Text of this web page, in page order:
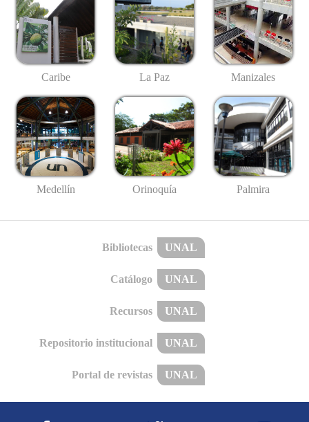
Caribe La Paz Manizales
Medellín Orinoquía Palmira
Bibliotecas UNAL
Catálogo UNAL
Recursos UNAL
Repositorio institucional UNAL
Portal de revistas UNAL